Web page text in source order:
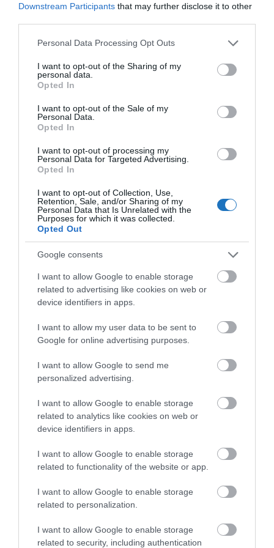
Downstream Participants that may further disclose it to other
Please note that this website/app uses one or more Google
not limited to your visit or usage behaviour. You may click to
grant or deny consent to Google and its third-party tags to
use your data for below specified purposes in below Google
consent section.
Personal Data Processing Opt Outs
I want to opt-out of the Sharing of my
personal data.
Opted In
I want to opt-out of the Sale of my
Personal Data.
Opted In
I want to opt-out of processing my
Personal Data for Targeted Advertising.
Opted In
I want to opt-out of Collection, Use,
Retention, Sale, and/or Sharing of my
Personal Data that Is Unrelated with the
Purposes for which it was collected.
Opted Out
Google consents
I want to allow Google to enable storage
related to advertising like cookies on web or
device identifiers in apps.
I want to allow my user data to be sent to
Google for online advertising purposes.
I want to allow Google to send me
personalized advertising.
I want to allow Google to enable storage
related to analytics like cookies on web or
device identifiers in apps.
I want to allow Google to enable storage
related to functionality of the website or app.
I want to allow Google to enable storage
related to personalization.
I want to allow Google to enable storage
related to security, including authentication
csoportunkhoz
fel hírlevelünkre!
Kérem nap végén az aznapi friss cikkeket!
"Az ember, aki a tengert nézi, szerelemtől
sújtott gyerek." Jean-Michel Maulpoix